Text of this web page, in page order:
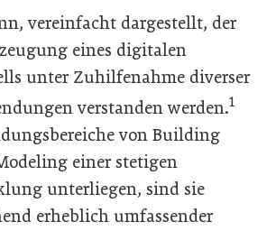
vereinfacht dargestellt, der
eines digitalen
unter Zuhilfenahme diverser
verstanden werden.1
von Building
einer stetigen
unterliegen, sind sie
erheblich umfassender